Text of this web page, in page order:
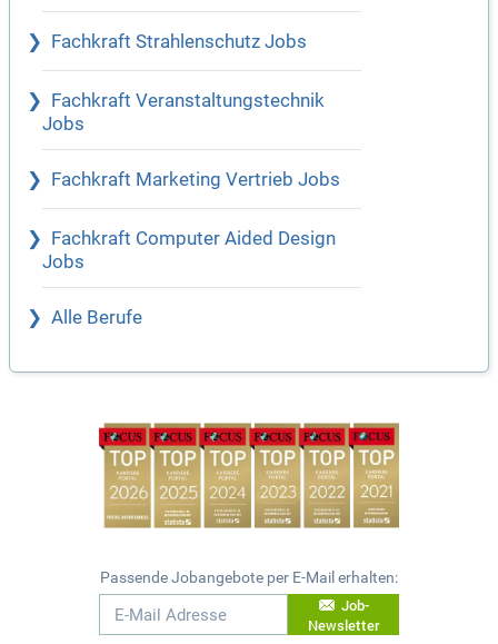
Fachkraft Strahlenschutz Jobs
Fachkraft Veranstaltungstechnik
Jobs
Fachkraft Marketing Vertrieb Jobs
Fachkraft Computer Aided Design
Jobs
Alle Berufe
Passende Jobangebote per E-Mail erhalten:
Job-
Newsletter